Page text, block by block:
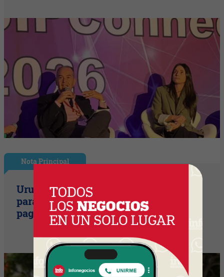
Nota Principal
Uruguay empieza a discutir las reglas
para una movilidad autónoma (¿Quién
paga si el auto sin conductor choca?)